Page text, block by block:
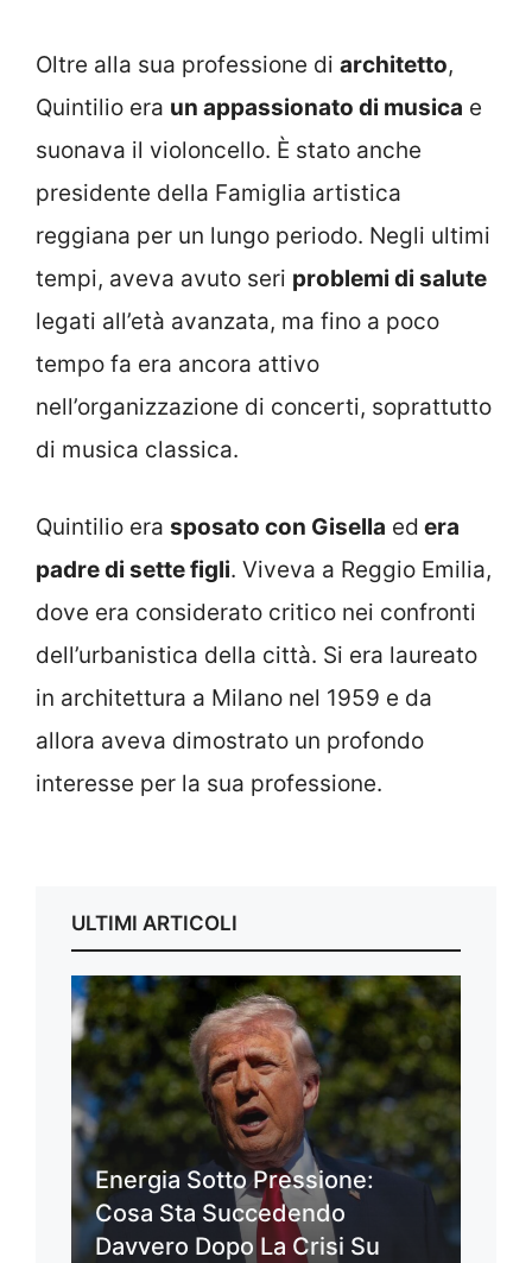
Oltre alla sua professione di architetto,
Quintilio era un appassionato di musica e
suonava il violoncello. È stato anche
presidente della Famiglia artistica
reggiana per un lungo periodo. Negli ultimi
tempi, aveva avuto seri problemi di salute
legati all’età avanzata, ma fino a poco
tempo fa era ancora attivo
nell’organizzazione di concerti, soprattutto
di musica classica.
Quintilio era sposato con Gisella ed era
padre di sette figli. Viveva a Reggio Emilia,
dove era considerato critico nei confronti
dell’urbanistica della città. Si era laureato
in architettura a Milano nel 1959 e da
allora aveva dimostrato un profondo
interesse per la sua professione.
ULTIMI ARTICOLI
Energia Sotto Pressione:
Cosa Sta Succedendo
Davvero Dopo La Crisi Su